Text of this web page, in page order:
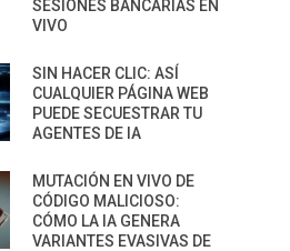
SESIONES BANCARIAS EN
VIVO
SIN HACER CLIC: ASÍ
CUALQUIER PÁGINA WEB
PUEDE SECUESTRAR TU
AGENTES DE IA
MUTACIÓN EN VIVO DE
CÓDIGO MALICIOSO:
CÓMO LA IA GENERA
VARIANTES EVASIVAS DE